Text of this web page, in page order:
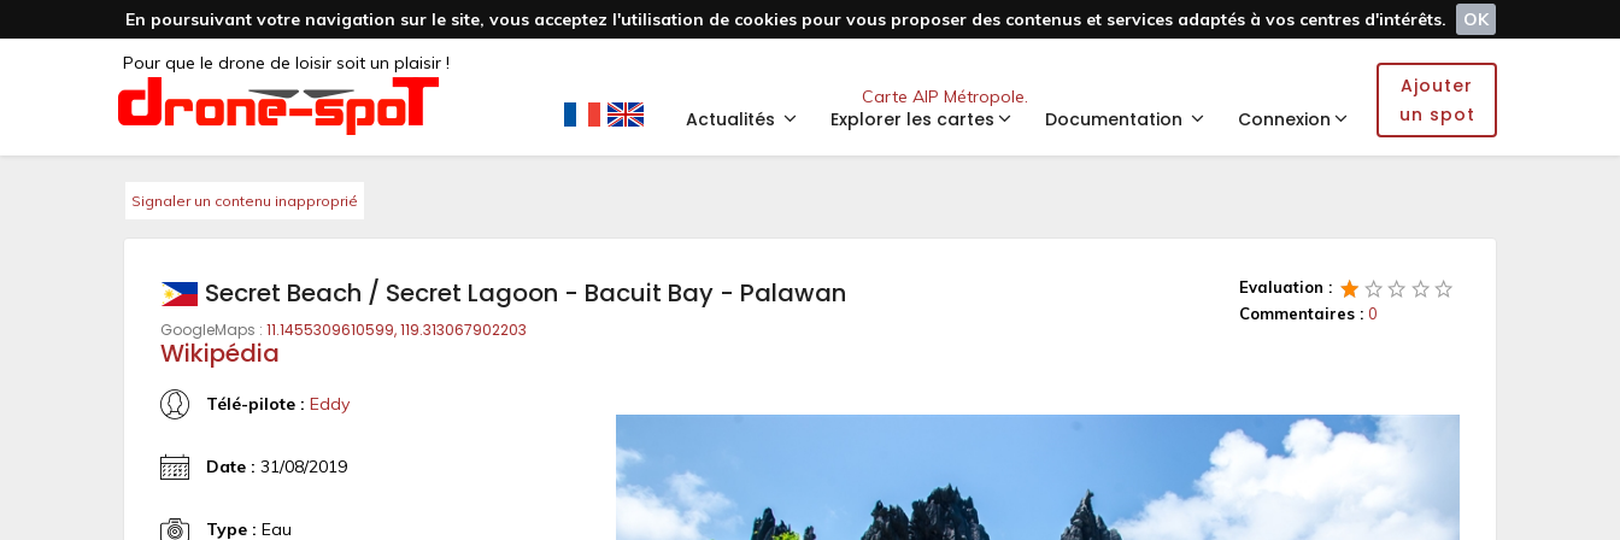
En poursuivant votre navigation sur le site, vous acceptez l'utilisation de cookies pour vous proposer des contenus et services adaptés à vos centres d'intérêts.
OK
Pour que le drone de loisir soit un plaisir !
Carte AIP Métropole.
Actualités Explorer les cartes Documentation Connexion
Ajouter
un spot
Signaler un contenu inapproprié
Evaluation :
Commentaires : 0
Secret Beach / Secret Lagoon - Bacuit Bay - Palawan
GoogleMaps : 11.1455309610599, 119.313067902203
Wikipédia
Télé-pilote : Eddy
Date : 31/08/2019
Type : Eau